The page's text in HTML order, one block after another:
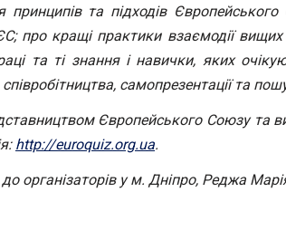
принципів та підходів
про кращі практики взаємодії
та ті знання і навички, яких
співробітництва, самопрезентації та
Європейського Союзу та
http://euroquiz.org.ua.
організаторів у м. Дніпро, Реджа